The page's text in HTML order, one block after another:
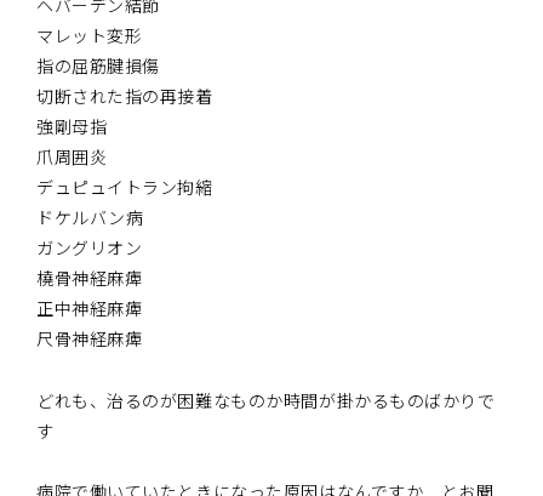
ヘバーデン結節
マレット変形
指の屈筋腱損傷
切断された指の再接着
強剛母指
爪周囲炎
デュピュイトラン拘縮
ドケルバン病
ガングリオン
橈骨神経麻痺
正中神経麻痺
尺骨神経麻痺
どれも、治るのが困難なものか時間が掛かるものばかりで
す
病院で働いていたときになった原因はなんですか とお聞